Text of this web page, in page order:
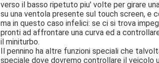
verso il basso ripetuto piu' volte per girare
su una ventola presente sul touch screen, e
ma in questo caso infelici: se ci si trova
pronti ad affrontare una curva ed a
il miniturbo.
Il pennino ha altre funzioni speciali che
speciale dove dovremo controllare il veicolo